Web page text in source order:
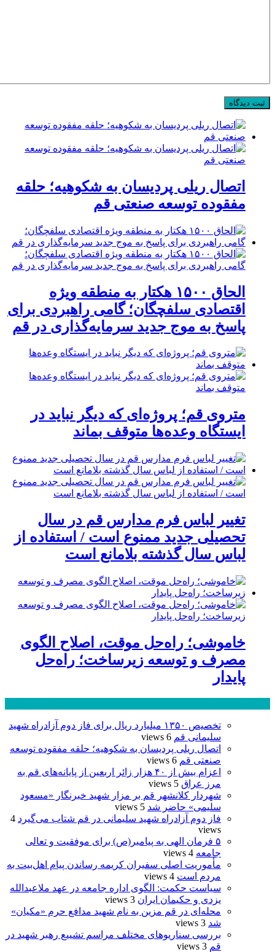
اتصال ریلی پردیسان به شکوهیه؛ حلقه
مفقوده توسعه صنعتی قم
الحاق ۱۵۰۰ هکتار به منطقه ویژه
اقتصادی سلفچگان؛ گامی راهبردی برای
پاسخ به موج جدید سرمایه‌گذاری در قم
متروی قم؛ پروژه‌ای که دیگر نباید در
ایستگاه وعده‌ها متوقف بماند
تغییر لباس فرم مدارس قم در سال
تحصیلی جدید ممنوع است / استفاده از
لباس سال گذشته بلامانع است
خاموشی؛ راه‌حل موقت، اصلاح الگوی
مصرف و توسعه زیرساخت؛ راه‌حل
پایدار
تخصیص ۱۳۵۰ میلیارد ریال برای فاز دوم آزادراه شهید
سلیمانی قم 6 views
اتصال ریلی پردیسان به شکوهیه؛ حلقه مفقوده توسعه
صنعتی قم 6 views
اعزام بیش از ۴۰ هزار زائر اربعین از پایانه‌های قم به
مرز عراق 5 views
شهردار کلانشهر قم بر مزار شهید خبرنگار «مسعود
سلیمی» حاضر شد 5 views
فاز دوم آزادراه شهید سلیمانی در قم شتاب می‌گیرد 4
views
۵ فرمان الهی به پیامبر(ص) برای موفقیت و تعالی
جامعه 4 views
مأموریت اصلی سفیران کریمه رساندن پیام اهل‌بیت به
مردم است 4 views
سیاست حکمت: الگوی اداره جامعه در عهد ملاعبدالله
یزدی و حکیمان ایران 3 views
محله‌ای در قم مزین به نام شهید مدافع حرم «مکیان»
شد 3 views
بررسی سناریوهای مختلف مراسم تشییع رهبر شهید در
قم 3 views